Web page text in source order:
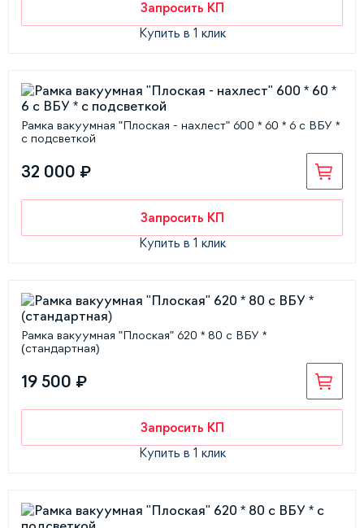
Запросить КП
Купить в 1 клик
Рамка вакуумная "Плоская - нахлест" 600 * 60 * 6 с ВБУ *
с подсветкой
32 000 ₽
Запросить КП
Купить в 1 клик
Рамка вакуумная "Плоская" 620 * 80 с ВБУ *
(стандартная)
19 500 ₽
Запросить КП
Купить в 1 клик